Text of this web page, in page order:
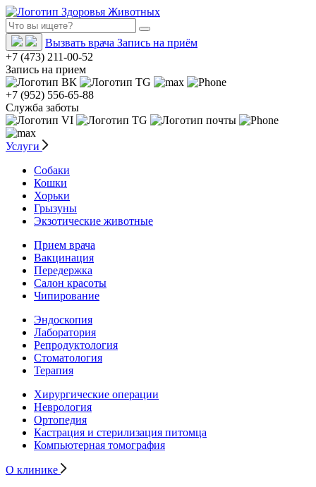
Вызвать врача Запись на приём
+7 (473) 211-00-52
Запись на прием
+7 (952) 556-65-88
Служба заботы
Услуги
Собаки
Кошки
Хорьки
Грызуны
Экзотические животные
Прием врача
Вакцинация
Передержка
Салон красоты
Чипирование
Эндоскопия
Лаборатория
Репродуктология
Стоматология
Терапия
Хирургические операции
Неврология
Ортопедия
Кастрация и стерилизация питомца
Компьютерная томография
О клинике